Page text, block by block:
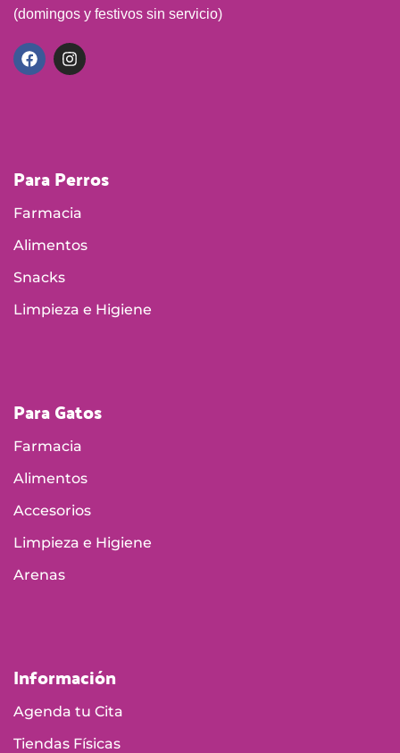
(domingos y festivos sin servicio)
Para Perros
Farmacia
Alimentos
Snacks
Limpieza e Higiene
Para Gatos
Farmacia
Alimentos
Accesorios
Limpieza e Higiene
Arenas
Información
Agenda tu Cita
Tiendas Físicas